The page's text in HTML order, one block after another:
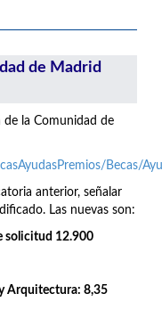
de Madrid
de la Comunidad de
Becas/
anterior, señalar
Las nuevas son:
solicitud 12.900
Arquitectura: 8,35